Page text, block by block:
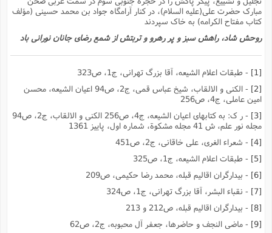
مبارک حضرت على(علیه السلام)، در کنار آرامگاه جواد بن محمد حسینى (مؤلف
کتاب مفتاح الکرامه) به خاک سپردند
روحش شاد، راهش سبز و پر رهرو و تربتش از شمع رضاى جانان نورانى باد
- طبقات اعلام الشیعه، آقا بزرگ تهرانى، ج1، ص323
- الکنى و الالقاب، شیخ عباس قمى، ج2، ص94 اعیان الشیعه، محسن
امین عاملى، ج4، ص256
- ر ک: به کتابهاى اعیان الشیعه، ج4، ص256 الکنى و الالقاب، ج2، ص94
مجله نور علم، ش 41 مجله مشکوة، شماره اول، پاییز 1361
- شعراء الغرى، على خاقانى، ج2، ص451
- طبقات اعلام الشیعه، ج1، ص325
- بیدارگران اقالیم قبله، محمد رضا حکیمى، ص209
- نقباء البشر، آقا بزرگ تهرانى، ج1، ص324
- بیدارگران اقالیم قبله، ص212 و 213
- ماضى النجف و حاضرها، جعفر آل محبوبه، ج2، ص62